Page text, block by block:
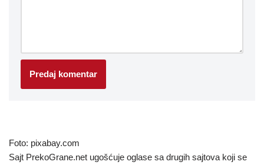
Foto: pixabay.com
Sajt PrekoGrane.net ugošćuje oglase sa drugih sajtova koji se